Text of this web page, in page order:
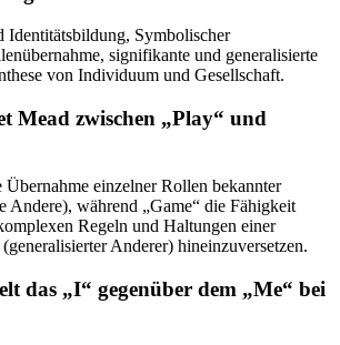
Identitätsbildung, Symbolischer
signifikante und generalisierte
von Individuum und Gesellschaft.
Mead zwischen „Play“ und
Übernahme einzelner Rollen bekannter
Andere), während „Game“ die Fähigkeit
Regeln und Haltungen einer
Anderer) hineinzuversetzen.
das „I“ gegenüber dem „Me“ bei